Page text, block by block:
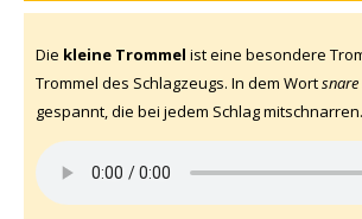
Die kleine Trommel ist eine besondere
Trommel des Schlagzeugs. In dem Wortsnare
gespannt, die bei jedem Schlag mitschnarren.